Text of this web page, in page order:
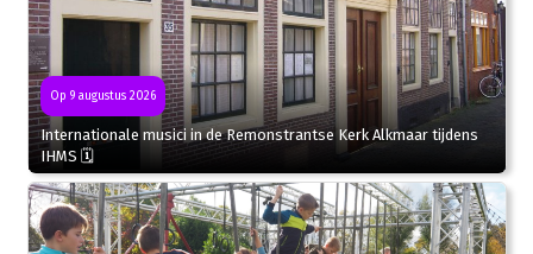
Op 9 augustus 2026
Internationale musici in de Remonstrantse Kerk Alkmaar tijdens
IHMS 🗓